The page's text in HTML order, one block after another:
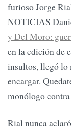
furioso Jorge
NOTICIAS
y Del Moro:
en la edición de
insultos, llegó lo
encargar.
monólogo
Rial nunca